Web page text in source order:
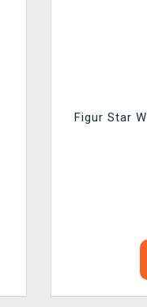
Figur Star